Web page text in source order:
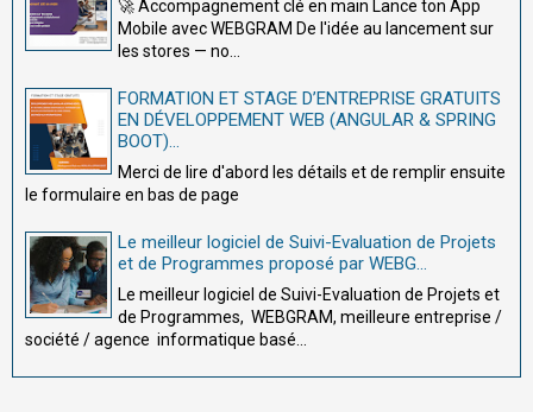
🚀 Accompagnement clé en main Lance ton App
Mobile avec WEBGRAM De l'idée au lancement sur
les stores — no...
FORMATION ET STAGE D’ENTREPRISE GRATUITS
EN DÉVELOPPEMENT WEB (ANGULAR & SPRING
BOOT)...
Merci de lire d'abord les détails et de remplir ensuite
le formulaire en bas de page
Le meilleur logiciel de Suivi-Evaluation de Projets
et de Programmes proposé par WEBG...
Le meilleur logiciel de Suivi-Evaluation de Projets et
de Programmes, WEBGRAM, meilleure entreprise /
société / agence informatique basé...